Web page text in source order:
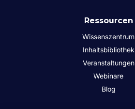
Ressourcen
Wissenszentrum
Inhaltsbibliothek
Veranstaltungen
Webinare
Blog